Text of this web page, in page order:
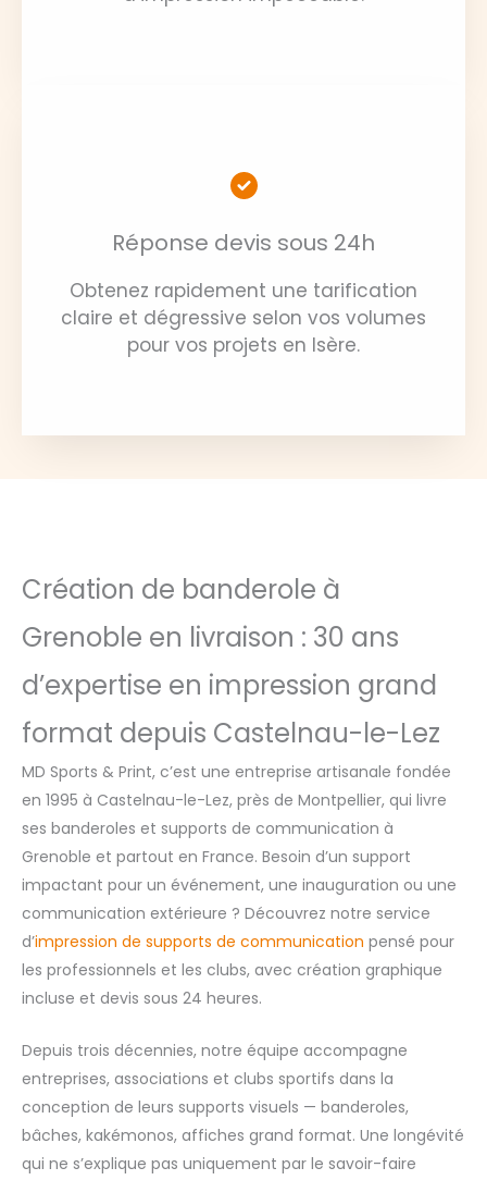
Réponse devis sous 24h
Obtenez rapidement une tarification
claire et dégressive selon vos volumes
pour vos projets en Isère.
Création de banderole à
Grenoble en livraison : 30 ans
d’expertise en impression grand
format depuis Castelnau-le-Lez
MD Sports & Print, c’est une entreprise artisanale fondée
en 1995 à Castelnau-le-Lez, près de Montpellier, qui livre
ses banderoles et supports de communication à
Grenoble et partout en France. Besoin d’un support
impactant pour un événement, une inauguration ou une
communication extérieure ? Découvrez notre service
d’impression de supports de communication pensé pour
les professionnels et les clubs, avec création graphique
incluse et devis sous 24 heures.
Depuis trois décennies, notre équipe accompagne
entreprises, associations et clubs sportifs dans la
conception de leurs supports visuels — banderoles,
bâches, kakémonos, affiches grand format. Une longévité
qui ne s’explique pas uniquement par le savoir-faire